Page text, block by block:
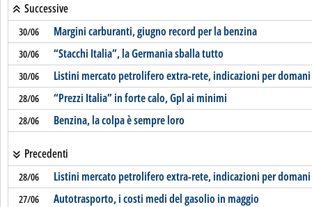
Successive
30/06 Margini carburanti, giugno record per la benzina
30/06 “Stacchi Italia”, la Germania sballa tutto
30/06 Listini mercato petrolifero extra-rete, indicazioni per domani
28/06 “Prezzi Italia” in forte calo, Gpl ai minimi
28/06 Benzina, la colpa è sempre loro
Precedenti
28/06 Listini mercato petrolifero extra-rete, indicazioni per domani
27/06 Autotrasporto, i costi medi del gasolio in maggio